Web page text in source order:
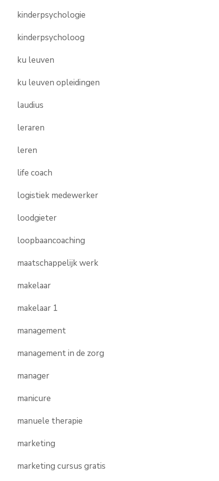
kinderpsychologie
kinderpsycholoog
ku leuven
ku leuven opleidingen
laudius
leraren
leren
life coach
logistiek medewerker
loodgieter
loopbaancoaching
maatschappelijk werk
makelaar
makelaar 1
management
management in de zorg
manager
manicure
manuele therapie
marketing
marketing cursus gratis